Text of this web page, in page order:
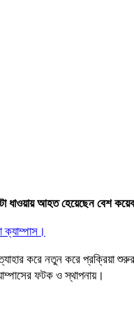
ধাওয়ায় আহত হেয়েছেন
ক্যাম্পাস।
নতুন করে প্রক্রিয়া শুরুর
ফটক ও স্থাপনায়।